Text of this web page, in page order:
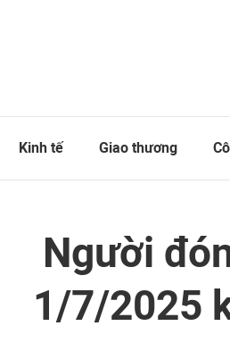
Kinh tế Giao thương
Người
1/7/2025